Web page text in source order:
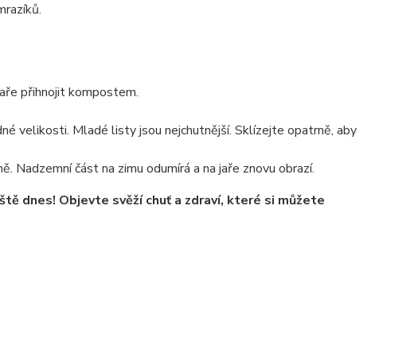
přihnojit kompostem.
velikosti. Mladé listy jsou nejchutnější. Sklízejte opatrně, aby
Nadzemní část na zimu odumírá a na jaře znovu obrazí.
dnes! Objevte svěží chuť a zdraví, které si můžete